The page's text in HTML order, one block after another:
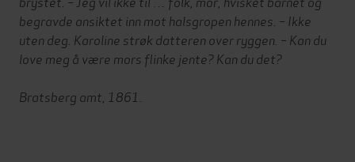
begravde ansiktet inn mot halsgropen hennes. – Ikke
uten deg. Karoline strøk datteren over ryggen. – Kan du
love meg å være mors flinke jente? Kan du det?
Bratsberg amt, 1861.